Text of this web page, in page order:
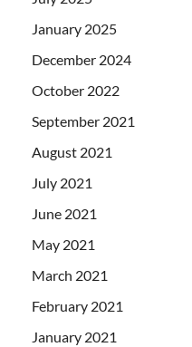
January 2025
December 2024
October 2022
September 2021
August 2021
July 2021
June 2021
May 2021
March 2021
February 2021
January 2021